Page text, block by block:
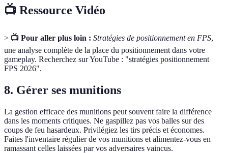
📺 Ressource Vidéo
> 📺 Pour aller plus loin : Stratégies de positionnement en FPS,
une analyse complète de la place du positionnement dans votre
gameplay. Recherchez sur YouTube : "stratégies positionnement
FPS 2026".
8. Gérer ses munitions
La gestion efficace des munitions peut souvent faire la différence
dans les moments critiques. Ne gaspillez pas vos balles sur des
coups de feu hasardeux. Privilégiez les tirs précis et économes.
Faites l'inventaire régulier de vos munitions et alimentez-vous en
ramassant celles laissées par vos adversaires vaincus.